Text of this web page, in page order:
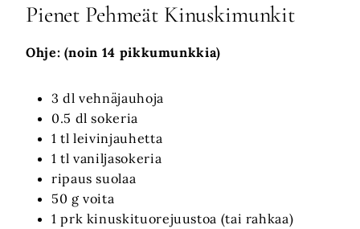
Pienet Pehmeät Kinuskimunkit
Ohje: (noin 14 pikkumunkkia)
3 dl vehnäjauhoja
0.5 dl sokeria
1 tl leivinjauhetta
1 tl vaniljasokeria
ripaus suolaa
50 g voita
1 prk kinuskituorejuustoa (tai rahkaa)